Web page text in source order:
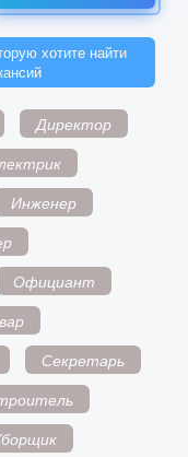
хотите найти
Директор
Инженер
Официант
Секретарь